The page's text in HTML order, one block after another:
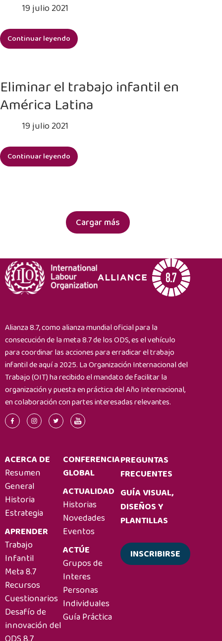
19 julio 2021
Continuar leyendo
Publicar
Journal
of
Slavery
en
episodio
y
organizar
un
webinario
de
la
publicación
Eliminar el trabajo infantil en
América Latina
19 julio 2021
Continuar leyendo
Eliminar
Cargar más
Alianza 8.7, como alianza mundial oficial para la
consecución de la meta 8.7 de los ODS, es el vehículo
para coordinar las acciones para erradicar el trabajo
infantil de aquí a 2025. La Organización Internacional del
Trabajo (OIT) ha recibido el mandato de facilitar la
organización y puesta en práctica del Año Internacional,
en colaboración con partes interesadas relevantes.
ACERCA DE
Resumen
General
Historia
Estrategia
APRENDER
Trabajo
Infantil
Meta 8.7
Recursos
Cuestionarios
Desafío de
innovación del
CONFERENCIA
GLOBAL
ACTUALIDAD
Historias
Novedades
Eventos
ACTÚE
Grupos de
Interes
Personas
Individuales
Guía Práctica
PREGUNTAS
FRECUENTES
GUÍA VISUAL,
DISEÑOS Y
PLANTILLAS
INSCRIBIRSE